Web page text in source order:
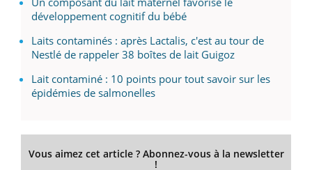
développement cognitif du bébé
Laits contaminés : après Lactalis, c'est au tour de
Nestlé de rappeler 38 boîtes de lait Guigoz
Lait contaminé : 10 points pour tout savoir sur les
épidémies de salmonelles
Vous aimez cet article ? Abonnez-vous à la newsletter
!